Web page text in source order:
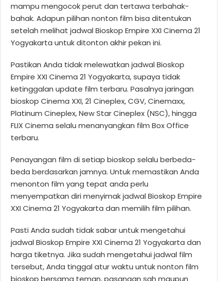
mampu mengocok perut dan tertawa terbahak-
bahak. Adapun pilihan nonton film bisa ditentukan
setelah melihat jadwal Bioskop Empire XXI Cinema 21
Yogyakarta untuk ditonton akhir pekan ini.
Pastikan Anda tidak melewatkan jadwal Bioskop
Empire XXI Cinema 21 Yogyakarta, supaya tidak
ketinggalan update film terbaru. Pasalnya jaringan
bioskop Cinema XXI, 21 Cineplex, CGV, Cinemaxx,
Platinum Cineplex, New Star Cineplex (NSC), hingga
FLIX Cinema selalu menanyangkan film Box Office
terbaru.
Penayangan film di setiap bioskop selalu berbeda-
beda berdasarkan jamnya. Untuk memastikan Anda
menonton film yang tepat anda perlu
menyempatkan diri menyimak jadwal Bioskop Empire
XXI Cinema 21 Yogyakarta dan memilih film pilihan.
Pasti Anda sudah tidak sabar untuk mengetahui
jadwal Bioskop Empire XXI Cinema 21 Yogyakarta dan
harga tiketnya. Jika sudah mengetahui jadwal film
tersebut, Anda tinggal atur waktu untuk nonton film
bioskop bersama teman, pasangan sah maupun